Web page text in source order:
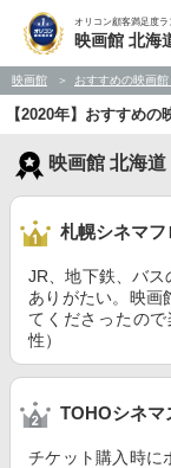
オリコン顧客満足度ラ
映画館 北海
映画館 おすすめの映画
【2020年】おすすめ
映画館 北海
札幌シネマ
JR、地下鉄、バス
ありがたい。映画
てくださったの
性）
TOHOシネマ
チケット購入時に